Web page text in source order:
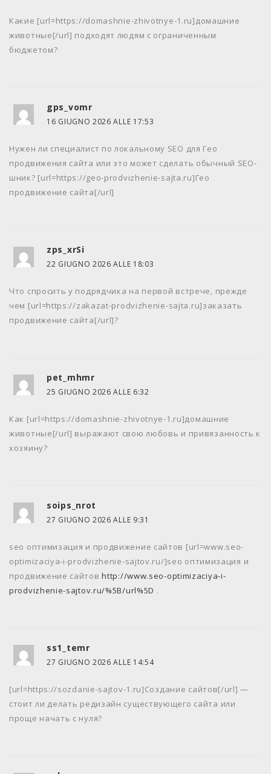
Какие [url=https://domashnie-zhivotnye-1.ru]домашние
животные[/url] подходят людям с ограниченным
бюджетом?
gps_vomr
16 GIUGNO 2026 ALLE 17:53
Нужен ли специалист по локальному SEO для Гео
продвижения сайта или это может сделать обычный SEO-
шник? [url=https://geo-prodvizhenie-sajta.ru]Гео
продвижение сайта[/url]
zps_xrSi
22 GIUGNO 2026 ALLE 18:03
Что спросить у подрядчика на первой встрече, прежде
чем [url=https://zakazat-prodvizhenie-sajta.ru]заказать
продвижение сайта[/url]?
pet_mhmr
25 GIUGNO 2026 ALLE 6:32
Как [url=https://domashnie-zhivotnye-1.ru]домашние
животные[/url] выражают свою любовь и привязанность к
хозяину?
soips_nrot
27 GIUGNO 2026 ALLE 9:31
seo оптимизация и продвижение сайтов [url=www.seo-
optimizaciya-i-prodvizhenie-sajtov.ru/]seo оптимизация и
продвижение сайтовhttp://www.seo-optimizaciya-i-
prodvizhenie-sajtov.ru/%5B/url%5D .
ss1_temr
27 GIUGNO 2026 ALLE 14:54
[url=https://sozdanie-sajtov-1.ru]Создание сайтов[/url] —
стоит ли делать редизайн существующего сайта или
проще начать с нуля?